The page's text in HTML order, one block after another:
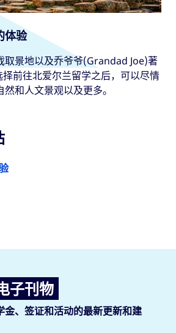
体验
取景地以及乔爷爷(Grandad Joe)著
前往北爱尔兰留学之后，可以尽情
和人文景观以及更多。
子刊物
金、签证和活动的最新更新和建